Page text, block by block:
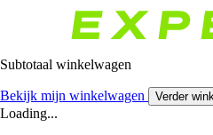
Subtotaal winkelwagen
Bekijk mijn winkelwagen Verder
Loading...